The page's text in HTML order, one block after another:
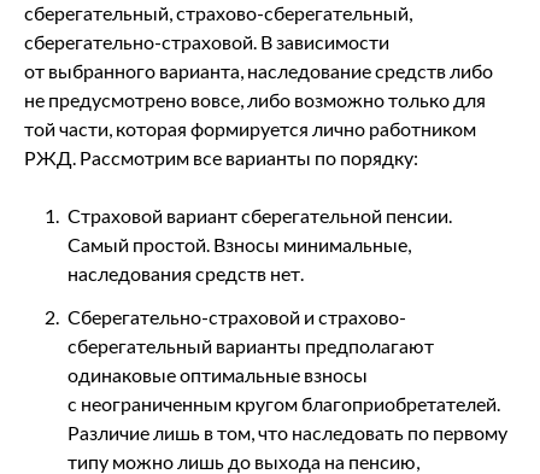
сберегательный, страхово-сберегательный,
сберегательно-страховой. В зависимости
от выбранного варианта, наследование средств либо
не предусмотрено вовсе, либо возможно только для
той части, которая формируется лично работником
РЖД. Рассмотрим все варианты по порядку:
Страховой вариант сберегательной пенсии.
Самый простой. Взносы минимальные,
наследования средств нет.
Сберегательно-страховой и страхово-
сберегательный варианты предполагают
одинаковые оптимальные взносы
с неограниченным кругом благоприобретателей.
Различие лишь в том, что наследовать по первому
типу можно лишь до выхода на пенсию,